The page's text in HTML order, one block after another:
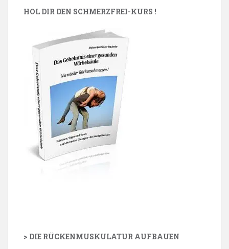
HOL DIR DEN SCHMERZFREI-KURS !
> DIE RÜCKENMUSKULATUR AUFBAUEN